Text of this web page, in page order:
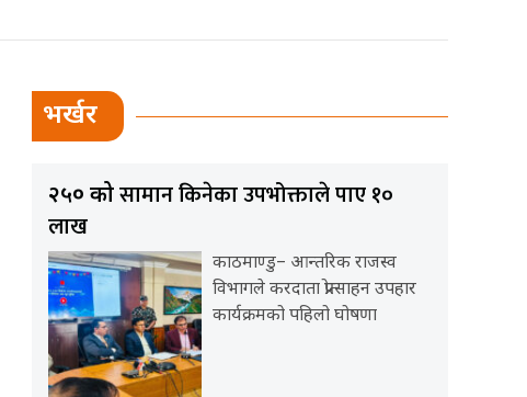
भर्खर
२५० कोसामान किनेका उपभोक्ताले पाए १०
लाख
काठमाण्डु– आन्तरिक राजस्व
विभागले करदाता प्रोत्साहन उपहार
कार्यक्रमको पहिलो घोषणा